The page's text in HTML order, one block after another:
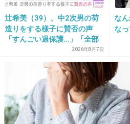
＞新潮は賠償金額は6500万
はないかと見ている。
チノパン夫婦の年収なら一
して半年分くらいでしょ
こりゃ反省もしないな
+321
辻希美（39）、中2次男の荷
造りをする様子に賛否の声
「すんごい過保護…」「全部
ママが準備してくれるんだ」
2026年8月7日
な
な